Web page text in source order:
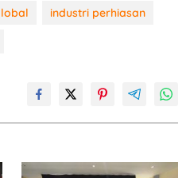
industri perhiasan